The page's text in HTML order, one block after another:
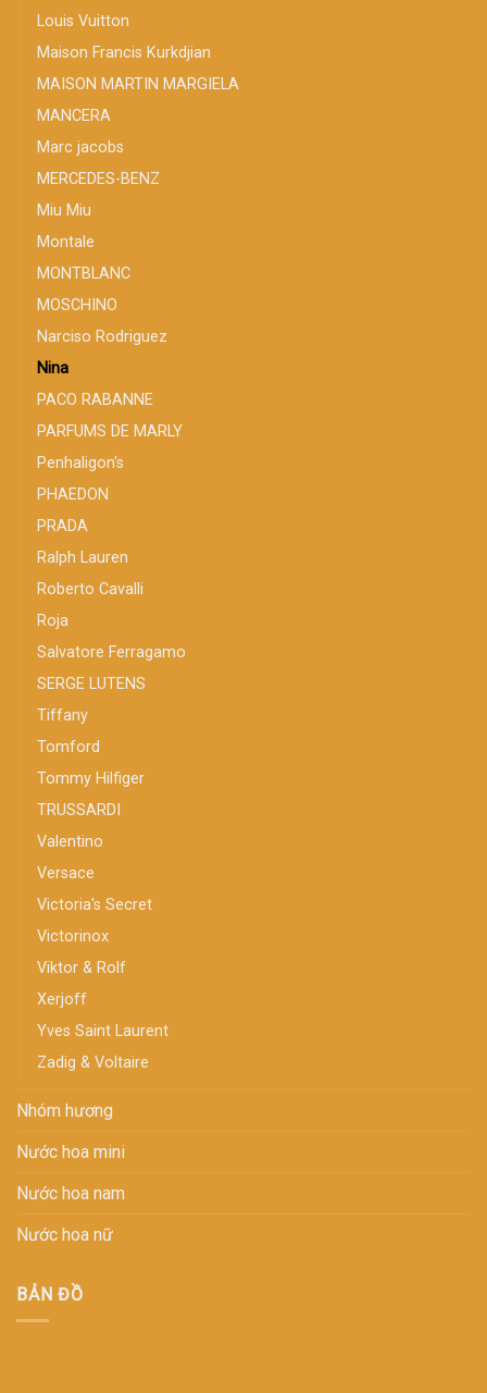
Louis Vuitton
Maison Francis Kurkdjian
MAISON MARTIN MARGIELA
MANCERA
Marc jacobs
MERCEDES-BENZ
Miu Miu
Montale
MONTBLANC
MOSCHINO
Narciso Rodriguez
Nina
PACO RABANNE
PARFUMS DE MARLY
Penhaligon's
PHAEDON
PRADA
Ralph Lauren
Roberto Cavalli
Roja
Salvatore Ferragamo
SERGE LUTENS
Tiffany
Tomford
Tommy Hilfiger
TRUSSARDI
Valentino
Versace
Victoria's Secret
Victorinox
Viktor & Rolf
Xerjoff
Yves Saint Laurent
Zadig & Voltaire
Nhóm hương
Nước hoa mini
Nước hoa nam
Nước hoa nữ
BẢN ĐỒ